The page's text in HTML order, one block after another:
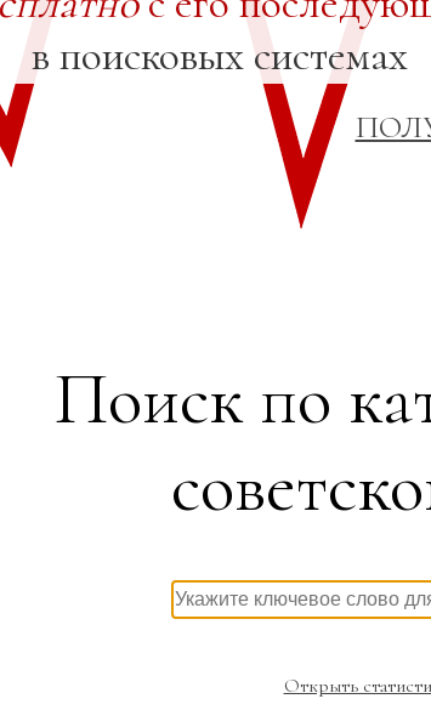
в поисковых системах
Поиск по
Открыть